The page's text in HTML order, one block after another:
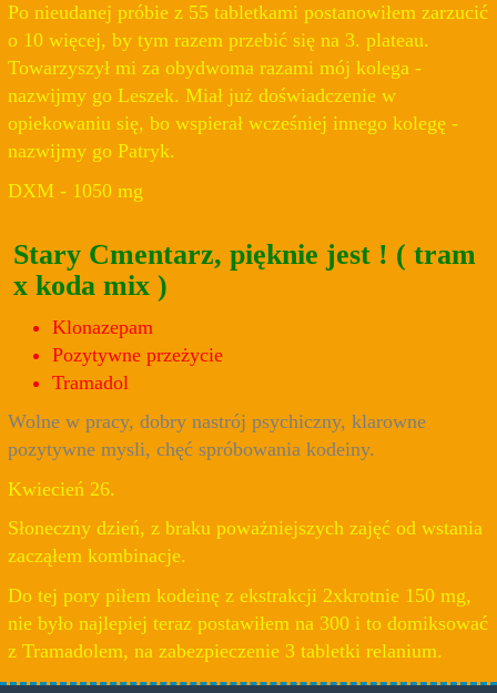
Po nieudanej próbie z 55 tabletkami postanowiłem zarzucić
o 10 więcej, by tym razem przebić się na 3. plateau.
Towarzyszył mi za obydwoma razami mój kolega -
nazwijmy go Leszek. Miał już doświadczenie w
opiekowaniu się, bo wspierał wcześniej innego kolegę -
nazwijmy go Patryk.
DXM - 1050 mg
Stary Cmentarz, pięknie jest ! ( tram
x koda mix )
Klonazepam
Pozytywne przeżycie
Tramadol
Wolne w pracy, dobry nastrój psychiczny, klarowne
pozytywne mysli, chęć spróbowania kodeiny.
Kwiecień 26.
Słoneczny dzień, z braku poważniejszych zajęć od wstania
zacząłem kombinacje.
Do tej pory piłem kodeinę z ekstrakcji 2xkrotnie 150 mg,
nie było najlepiej teraz postawiłem na 300 i to domiksować
z Tramadolem, na zabezpieczenie 3 tabletki relanium.